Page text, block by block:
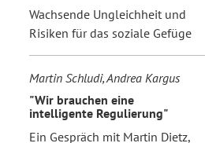
Wachsende Ungleichheit und
Risiken für das soziale Gefüge
Martin Schludi, Andrea Kargus
"Wir brauchen eine
intelligente Regulierung"
Ein Gespräch mit Martin Dietz,